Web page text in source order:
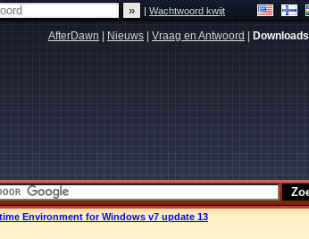
|Wachtwoord kwijt
AfterDawn Nieuws Vraag en Antwoord Downloads
Environment for Windows v7 update 13